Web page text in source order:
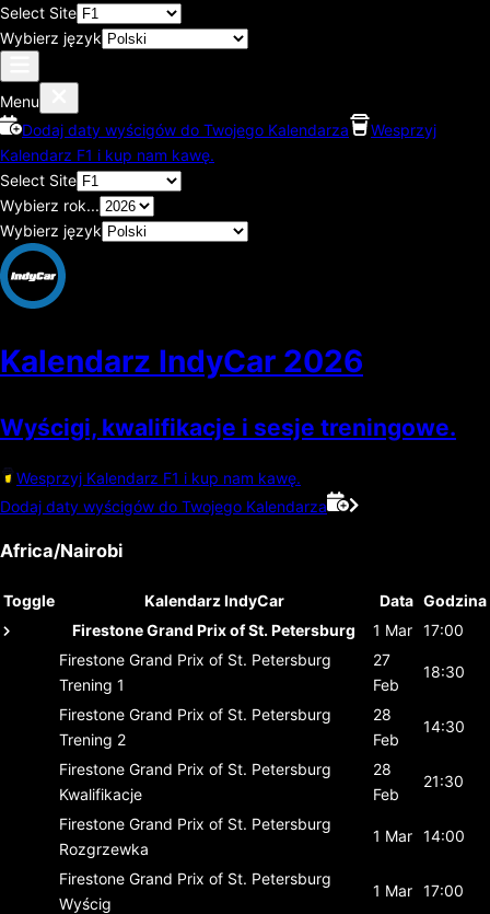
Select Site
Wybierz język
Menu
Dodaj daty wyścigów do Twojego Kalendarza
Wesprzyj
Kalendarz F1 i kup nam kawę.
Select Site
Wybierz rok...
Wybierz język
Kalendarz IndyCar 2026
Wyścigi, kwalifikacje i sesje treningowe.
Wesprzyj Kalendarz F1 i kup nam kawę.
Dodaj daty wyścigów do Twojego Kalendarza
Africa/Nairobi
Toggle Kalendarz IndyCar Data Godzina
Firestone Grand Prix of St. Petersburg
1 Mar 17:00
Firestone Grand Prix of St. Petersburg
Trening 1
27
Feb
18:30
Firestone Grand Prix of St. Petersburg
Trening 2
28
Feb
14:30
Firestone Grand Prix of St. Petersburg
Kwalifikacje
28
Feb
21:30
Firestone Grand Prix of St. Petersburg
Rozgrzewka
1 Mar 14:00
Firestone Grand Prix of St. Petersburg
Wyścig
1 Mar 17:00